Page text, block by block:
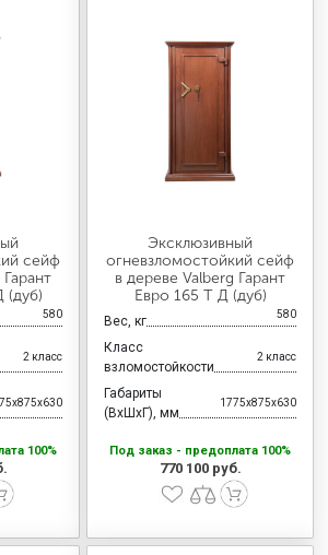
сейф
(дуб)
580
2 класс
100%
Эксклюзивный
огневзломостойкий сейф
в дереве Valberg Гарант
Евро 165 T Д (дуб)
Вес, кг 580
Класс
взломостойкости
2 класс
Габариты
(ВхШхГ), мм
1775x875x630
Под заказ - предоплата 100%
770 100 руб.